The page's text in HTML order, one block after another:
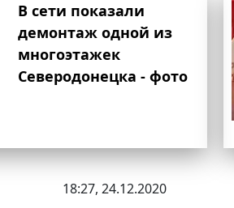
В сети показали
демонтаж одной из
многоэтажек
Северодонецка - фото
18:27, 24.12.2020